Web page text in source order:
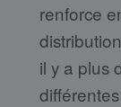
renforce
il y a plus